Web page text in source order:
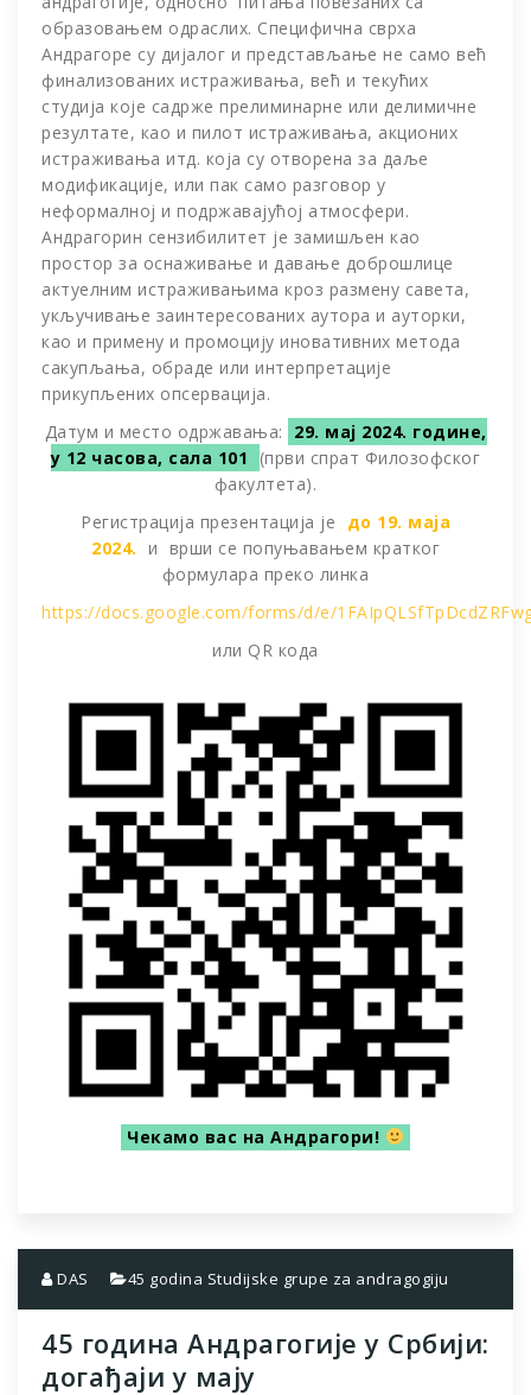
образовањем одраслих. Специфична сврха
Андрагоре су дијалог и представљање не само већ
финализованих истраживања, већ и текућих
студија које садрже прелиминарне или делимичне
резултате, као и пилот истраживања, акционих
истраживања итд. која су отворена за даље
модификације, или пак само разговор у
неформалној и подржавајућој атмосфери.
Андрагорин сензибилитет је замишљен као
простор за оснаживање и давање доброшлице
актуелним истраживањима кроз размену савета,
укључивање заинтересованих аутора и ауторки,
као и примену и промоцију иновативних метода
сакупљања, обраде или интерпретације
прикупљених опсервација.
Датум и место одржавања:
29. мај 2024. године,
у 12 часова, сала 101
(први спрат Филозофског
факултета).
Регистрација презентација је
до 19. маја
2024. и врши се попуњавањем кратког
формулара преко линка
https://docs.google.com/forms/d/e/
или QR кода
Чекамо вас на Андрагори!
DAS 45 godina Studijske grupe za andragogiju
45 година Андрагогије у Србији:
догађаји у мају